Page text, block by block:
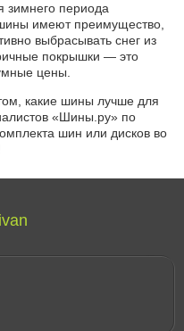
зимнего периода
имеют преимущество,
выбрасывать снег из
покрышки — это
цены.
какие шины лучше для
«Шины.ру» по
шин или дисков во